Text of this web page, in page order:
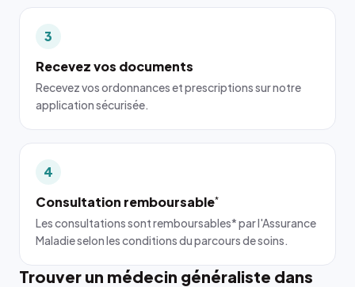
3
Recevez vos documents
Recevez vos ordonnances et prescriptions sur notre
application sécurisée.
4
Consultation remboursable*
Les consultations sont remboursables* par l'Assurance
Maladie selon les conditions du parcours de soins.
Trouver un médecin généraliste dans